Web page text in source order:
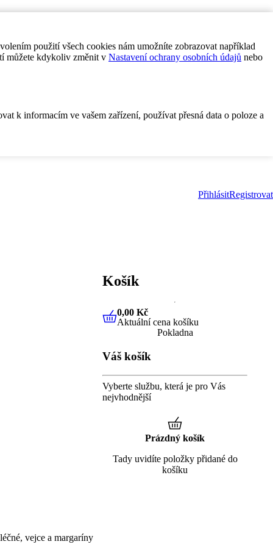
použití všech cookies nám umožníte zobrazovat například
můžete kdykoliv změnit v Nastavení ochrany osobních údajů nebo
k informacím ve vašem zařízení, používat přesná data o poloze a
PřihlásitRegistrovat
vejce a margaríny
Košík
0,00 KčAktuální cena košíku
0,00 Kč
Aktuální cena košíku
Pokladna
Váš košík
Vyberte službu, která je pro Vás
nejvhodnější
Prázdný košík
Tady uvidíte položky přidané do
košíku